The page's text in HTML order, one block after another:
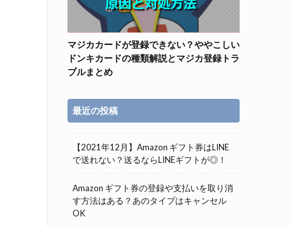
マジカカードが登録できない？ややこしい
ドンキカードの種類解説とマジカ登録トラ
ブルまとめ
最近の投稿
【2021年12月】Amazon ギフト券はLINE
で送れない？送るならLINEギフトが◎！
Amazon ギフト券の登録や支払いを取り消
す方法はある？あのタイプはキャンセル
OK